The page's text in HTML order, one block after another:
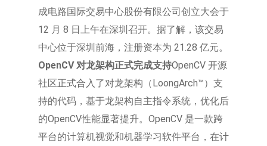
成电路国际交易中心股份有限公司创立大会于
12 月 8 日上午在深圳召开。据了解，该交易
中心位于深圳前海，注册资本为 21.28 亿元。
OpenCV 对龙架构正式完成支持OpenCV 开源
社区正式合入了对龙架构（LoongArch™）支
持的代码，基于龙架构自主指令系统，优化后
的OpenCV性能显著提升。OpenCV 是一款跨
平台的计算机视觉和机器学习软件平台，在计